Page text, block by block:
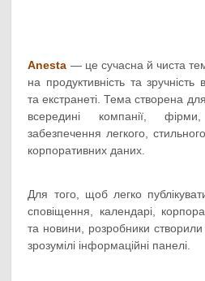
Anesta — це сучасна й чиста
на продуктивність та зручність
та екстранеті. Тема створена
всередині компанії,
забезпечення легкого,
корпоративних даних.
Для того, щоб легко
сповіщення, календарі,
та новини, розробники створили
зрозумілі інформаційні панелі.